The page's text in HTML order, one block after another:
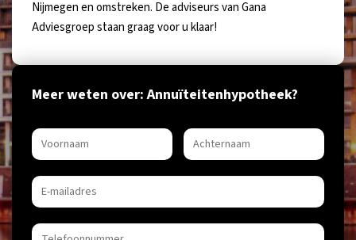
Nijmegen en omstreken. De adviseurs van Gana
Adviesgroep staan graag voor u klaar!
Meer weten over: Annuïteitenhypotheek?